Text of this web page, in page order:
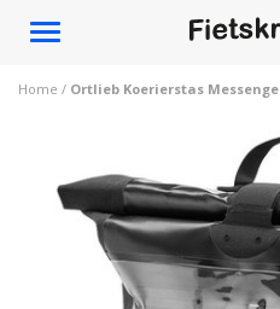
Toggle
Home / Ortlieb Koerierstas